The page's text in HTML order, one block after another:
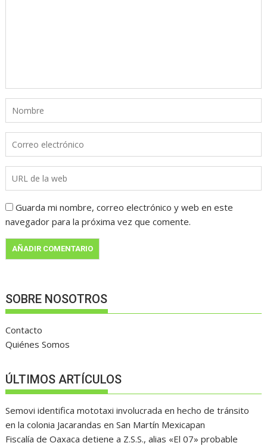
Guarda mi nombre, correo electrónico y web en este
navegador para la próxima vez que comente.
SOBRE NOSOTROS
Contacto
Quiénes Somos
ÚLTIMOS ARTÍCULOS
Semovi identifica mototaxi involucrada en hecho de tránsito
en la colonia Jacarandas en San Martín Mexicapan
Fiscalía de Oaxaca detiene a Z.S.S., alias «El 07» probable